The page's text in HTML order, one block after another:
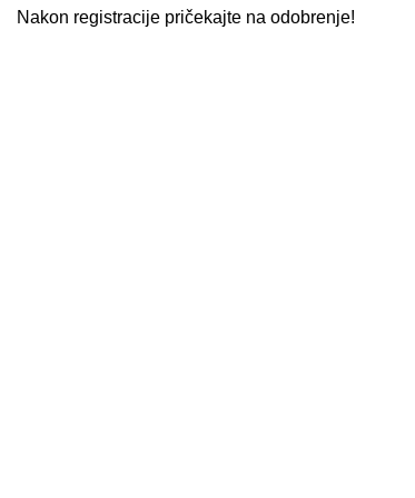
Nakon registracije pričekajte na odobrenje!